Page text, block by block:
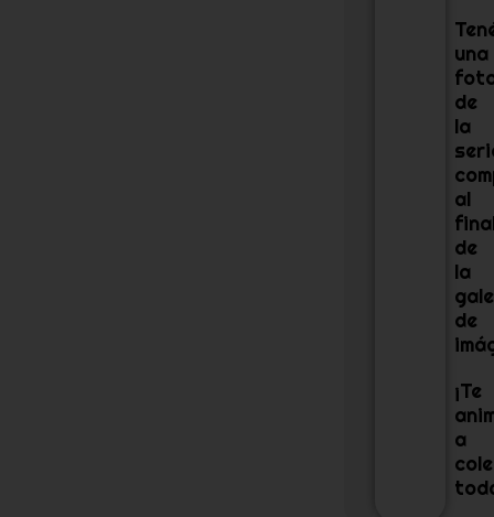
una
de
la
al
de
la
de
¡Te
a